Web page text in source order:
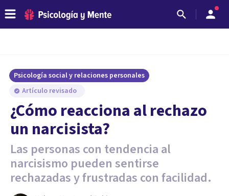
Psicología social y relaciones personales
Artículo revisado
¿Cómo reacciona al rechazo
un narcisista?
Las personas con tendencia al
narcisismo pueden sentirse
rechazadas y frustradas con facilidad.